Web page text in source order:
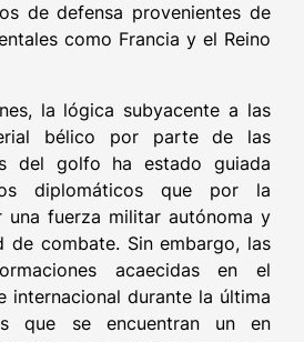
de defensa provenientes de
como Francia y el Reino
la lógica subyacente a las
bélico por parte de las
del golfo ha estado guiada
diplomáticos que por la
una fuerza militar autónoma y
de combate. Sin embargo, las
acaecidas en el
internacional durante la última
que se encuentran un en